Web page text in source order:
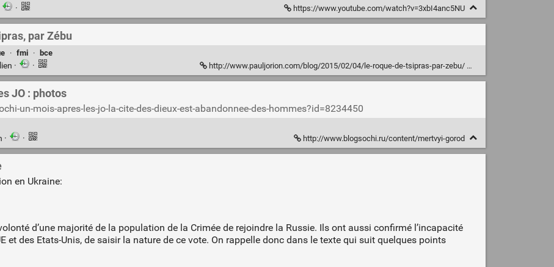
· https://www.youtube.com/watch?v=3xbI4anc5NU
par Zébu
· fmi · bce
· · http://www.pauljorion.com/blog/2015/02/04/le-roque-de-tsipras-par-zebu/
JO : photos
un-mois-apres-les-jo-la-cite-des-dieux-est-abandonnee-des-hommes?id=8234450
· · http://www.blogsochi.ru/content/mertvyi-gorod
en Ukraine:
d’une majorité de la population de la Crimée de rejoindre la Russie. Ils ont aussi confirmé l’incapacité
et des Etats-Unis, de saisir la nature de ce vote. On rappelle donc dans le texte qui suit quelques points